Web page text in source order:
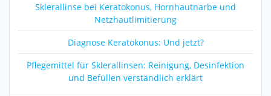
Sklerallinse bei Keratokonus, Hornhautnarbe und
Netzhautlimitierung
Diagnose Keratokonus: Und jetzt?
Pflegemittel für Sklerallinsen: Reinigung, Desinfektion
und Befüllen verständlich erklärt